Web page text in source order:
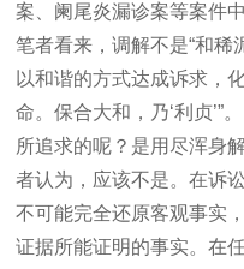
案、阑尾炎漏诊案等案件
笔者看来，调解不是“和稀
以和谐的方式达成诉求，
命。保合大和，乃‘利贞’”
所追求的呢？是用尽浑身
者认为，应该不是。在诉
不可能完全还原客观事实
证据所能证明的事实。在